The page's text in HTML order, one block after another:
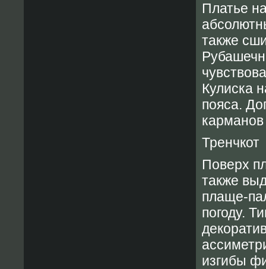
Платье
также
Кулиска
пояса.
Тренчкот
Поверх
также
плаще-
погоду.
изгибы